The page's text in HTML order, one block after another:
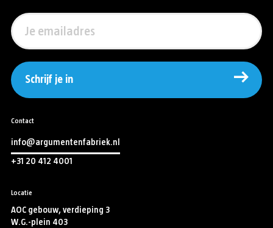
Schrijf je in
Contact
info@argumentenfabriek.nl
+31 20 412 4001
Locatie
AOC gebouw, verdieping 3
W.G.-plein 403